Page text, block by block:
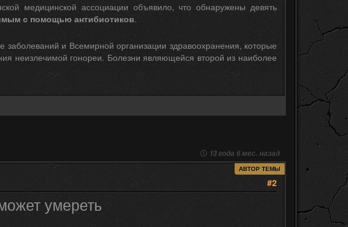
медицинской ассоциации объявило, что обнаружены девять
с помощью антибиотиков.
и Всемирной организации здравоохранения, которые
неизлечимой гонореи. Болезни являющейся второй из наиболее
13 года 6 мес. назад
АВТОР ТЕМЫ
#2
умереть